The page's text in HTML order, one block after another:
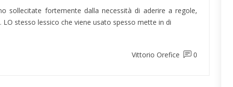
sollecitate fortemente dalla necessità di aderire a regole,
stesso lessico che viene usato spesso mette in di
Vittorio Orefice 0